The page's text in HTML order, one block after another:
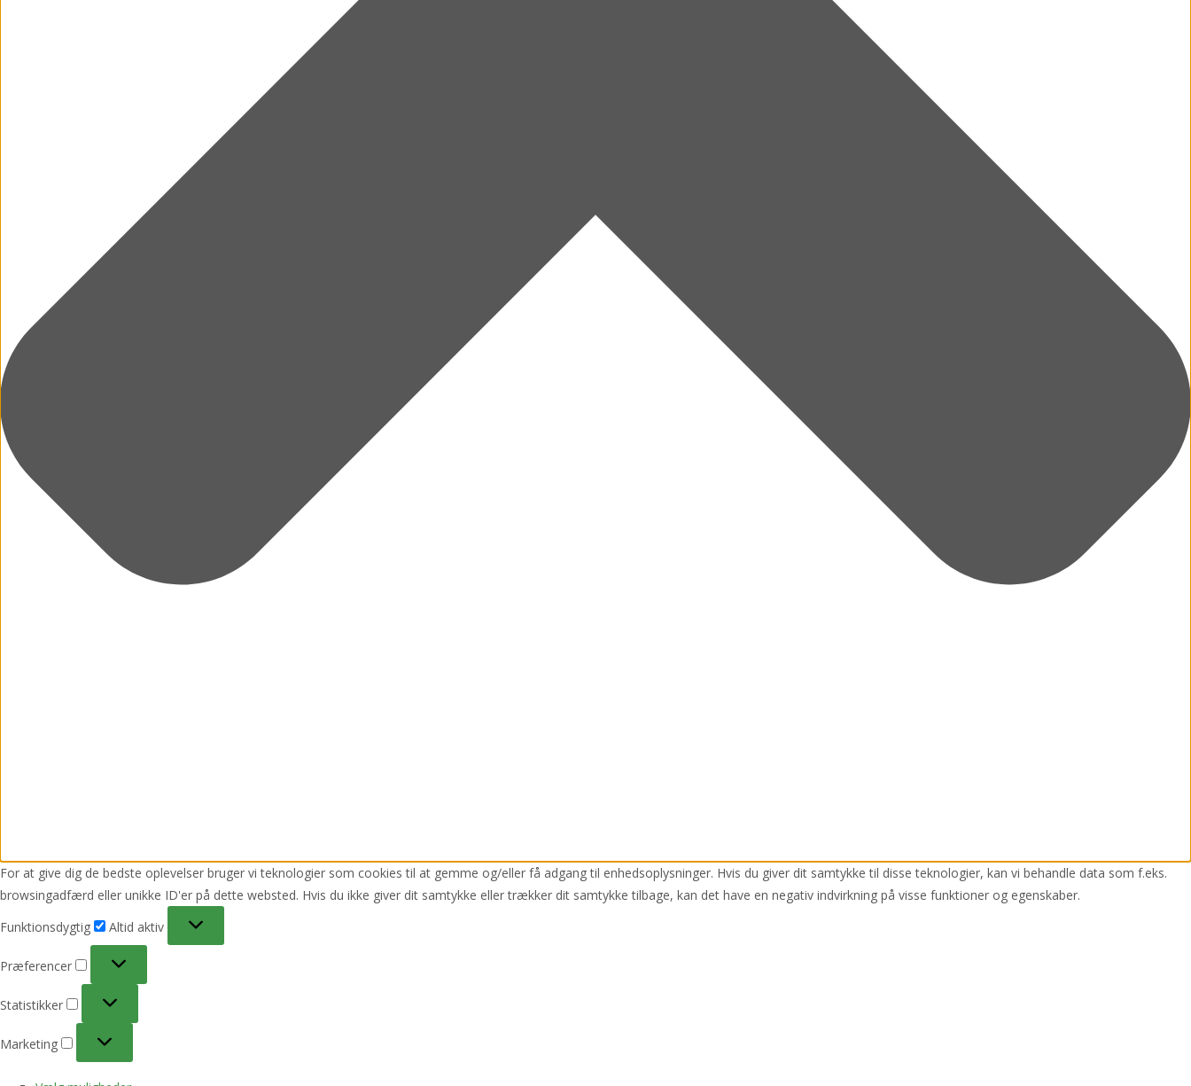
For at give dig de bedste oplevelser bruger vi teknologier som cookies til at gemme og/eller få adgang til enhedsoplysninger. Hvis du giver dit samtykke til disse teknologier, kan vi behandle data som f.eks.
browsingadfærd eller unikke ID'er på dette websted. Hvis du ikke giver dit samtykke eller trækker dit samtykke tilbage, kan det have en negativ indvirkning på visse funktioner og egenskaber.
Funktionsdygtig
Funktionsdygtig
Altid aktiv
Præferencer
Præferencer
Statistikker
Statistikker
Marketing
Marketing